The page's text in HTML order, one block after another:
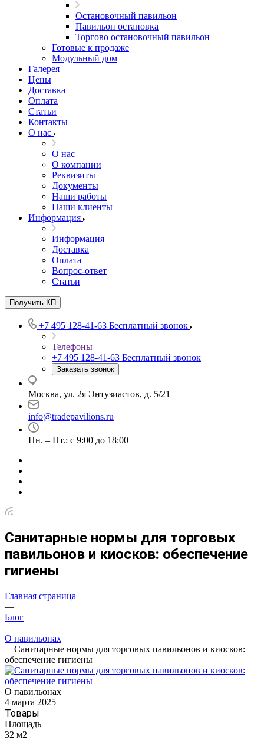
Остановочный павильон
Павильон остановка
Торгово остановочный павильон
Готовые к продаже
Модульный дом
Галерея
Цены
Доставка
Оплата
Статьи
Контакты
О нас
О нас
О компании
Реквизиты
Документы
Наши работы
Наши клиенты
Информация
Информация
Доставка
Оплата
Вопрос-ответ
Статьи
Получить КП
+7 495 128-41-63 Бесплатный звонок
Телефоны
+7 495 128-41-63 Бесплатный звонок
Заказать звонок
Москва, ул. 2я Энтузиастов, д. 5/21
info@tradepavilions.ru
Пн. – Пт.: с 9:00 до 18:00
Санитарные нормы для торговых
павильонов и киосков: обеспечение
гигиены
Главная страница
—
Блог
—
О павильонах
—Санитарные нормы для торговых павильонов и киосков:
обеспечение гигиены
О павильонах
4 марта 2025
Товары
Площадь
32 м2